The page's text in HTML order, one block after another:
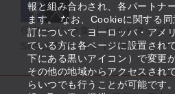
報と組み合わされ、各パートナ
ます。 なお、Cookieに関する
訂について、ヨーロッパ・アメ
ている方は各ページに設置され
下にある黒いアイコン）で変更
その他の地域からアクセスされ
らいつでも行うことが可能です
役立つリンク集 サイトマップ
SNS公式アカウント一覧
ウ